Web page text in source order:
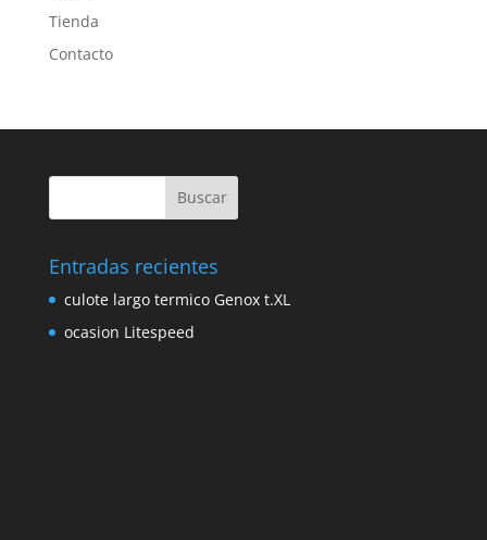
Tienda
Contacto
Entradas recientes
culote largo termico Genox t.XL
ocasion Litespeed